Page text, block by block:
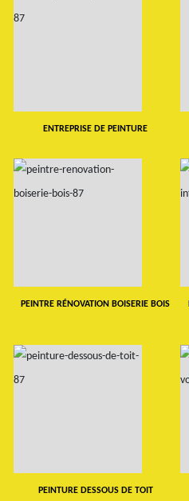
ENTREPRISE DE PEINTURE
PEINTRE RÉNOVATION BOISERIE BOIS
PEINTURE DESSOUS DE TOIT